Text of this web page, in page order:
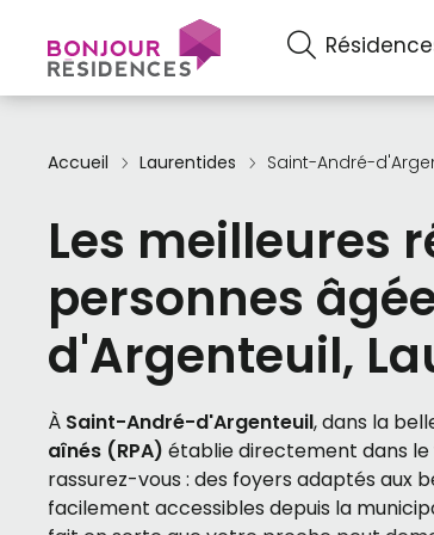
Accueil Laurentides Saint-André-
Les meilleures
personnes
d'Argenteuil,
À Saint-André-d'Argenteuil, dans la
aînés (RPA) établie directement dans
rassurez-vous : des foyers adaptés aux
facilement accessibles depuis la